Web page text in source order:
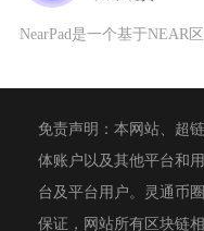
免责声明：本网站、超
体账户以及其他平台和
台及平台用户。灵通币
保证，网站所有区块链